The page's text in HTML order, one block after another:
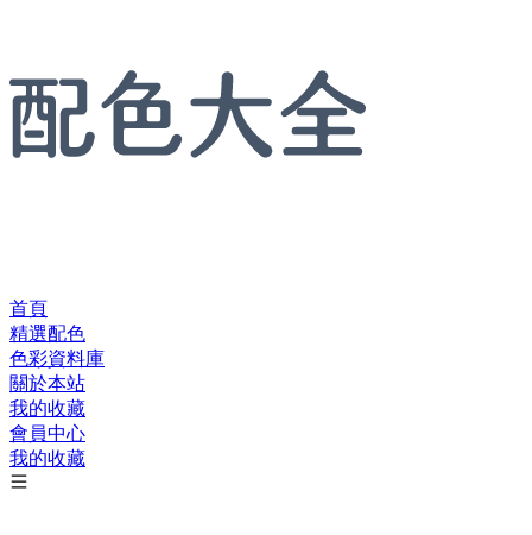
首頁
精選配色
色彩資料庫
關於本站
我的收藏
會員中心
我的收藏